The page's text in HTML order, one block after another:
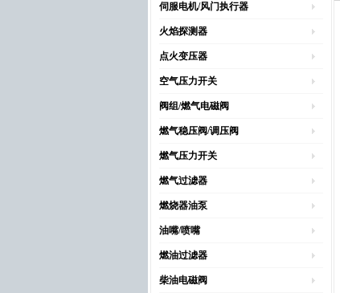
伺服电机/风门执行器
火焰探测器
点火变压器
空气压力开关
阀组/燃气电磁阀
燃气稳压阀/调压阀
燃气压力开关
燃气过滤器
燃烧器油泵
油嘴/喷嘴
燃油过滤器
柴油电磁阀